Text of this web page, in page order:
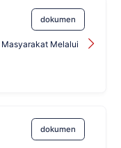
dokumen
Melalui
dokumen